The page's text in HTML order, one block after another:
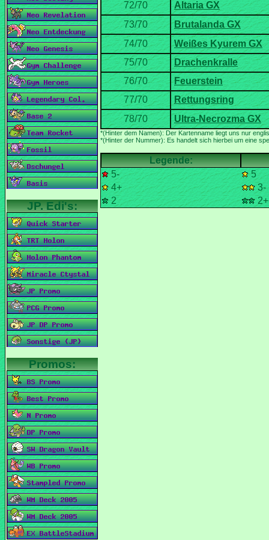
*(Hinter der Nummer): Es handelt sich hierbei um eine
5-
5
4+
3-
2
2+